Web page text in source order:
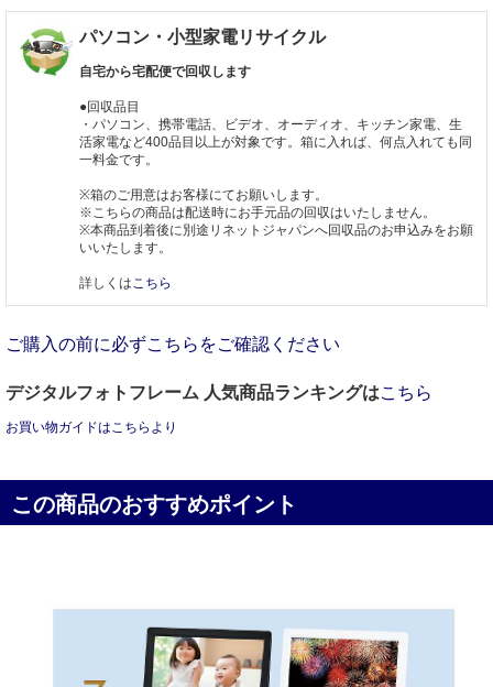
パソコン・小型家電リサイクル
自宅から宅配便で回収します
●回収品目
・パソコン、携帯電話、ビデオ、オーディオ、キッチン家電、生
活家電など400品目以上が対象です。箱に入れば、何点入れても同
一料金です。
※箱のご用意はお客様にてお願いします。
※こちらの商品は配送時にお手元品の回収はいたしません。
※本商品到着後に別途リネットジャパンへ回収品のお申込みをお願
いいたします。
詳しくはこちら
ご購入の前に必ずこちらをご確認ください
デジタルフォトフレーム 人気商品ランキングはこちら
お買い物ガイドはこちらより
この商品のおすすめポイント